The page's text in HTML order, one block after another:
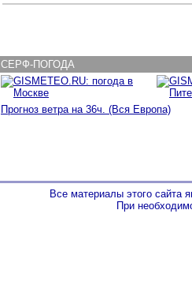
СЕРФ-ПОГОДА
Прогноз ветра на 36ч. (Вся Европа)
Все материалы этого сайта
При